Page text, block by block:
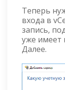
Теперь
входа в
запись,
уже имеет
Далее.